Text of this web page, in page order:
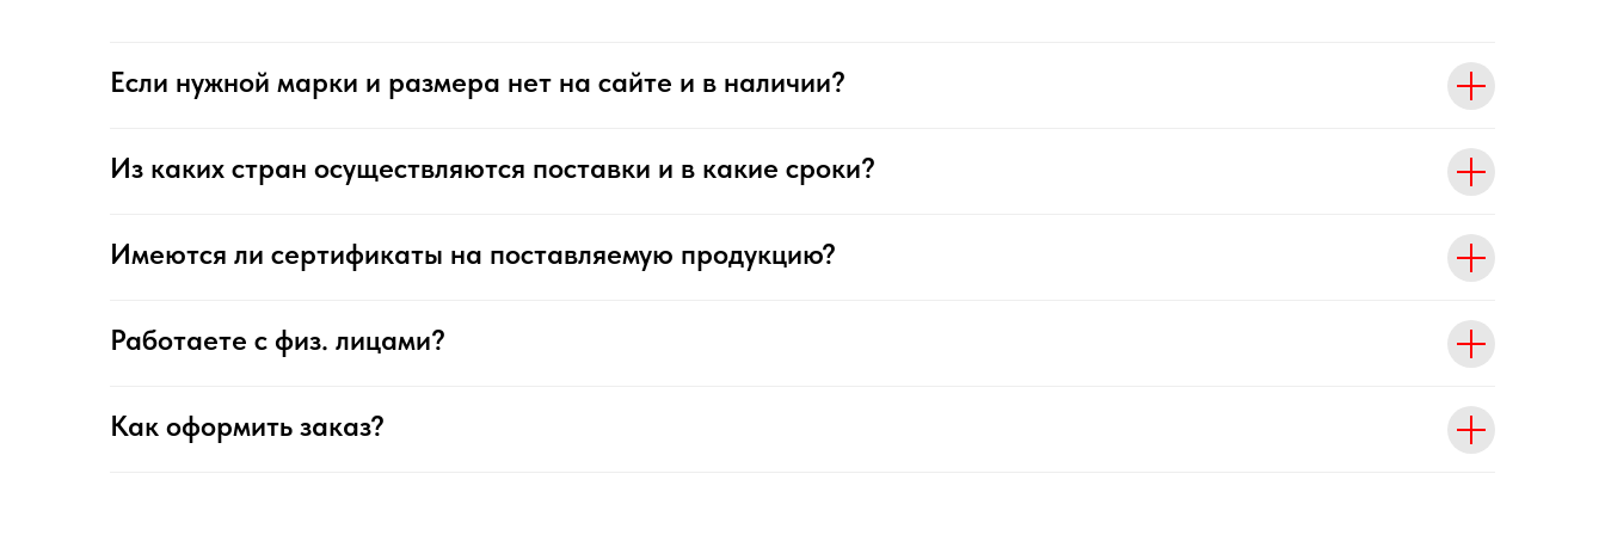
Если нужной марки и размера нет на сайте и в наличии?
Из каких стран осуществляются поставки и в какие сроки?
Имеются ли сертификаты на поставляемую продукцию?
Работаете с физ. лицами?
Как оформить заказ?